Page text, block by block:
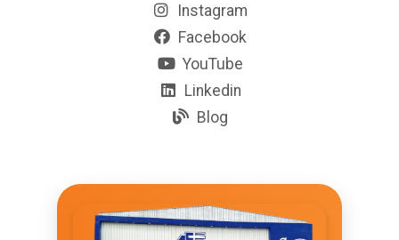
Instagram
Facebook
YouTube
Linkedin
Blog